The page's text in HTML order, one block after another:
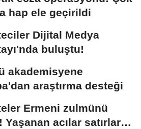
hap ele geçirildi
Dijital Medya
buluştu!
akademisyene
araştırma desteği
Ermeni zulmünü
Yaşanan acılar satırlara